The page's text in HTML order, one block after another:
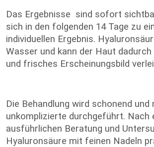
Das Ergebnisse sind sofort
sich in den folgenden 14 Tage zu
individuellen Ergebnis.
Wasser und kann der Haut dadurch
und frisches Erscheinungsbild
Die Behandlung wird schonend und
unkomplizierte durchgeführt. Nach
ausführlichen Beratung und
Hyaluronsäure mit feinen Nadeln